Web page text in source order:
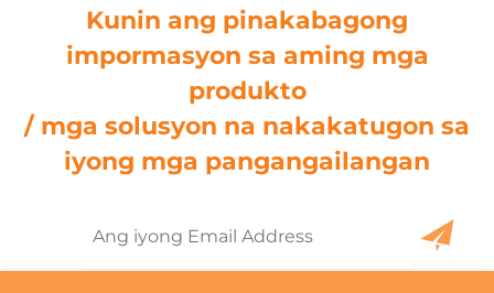
Kunin ang pinakabagong
impormasyon sa aming mga
produkto
/ mga solusyon na nakakatugon sa
iyong mga pangangailangan